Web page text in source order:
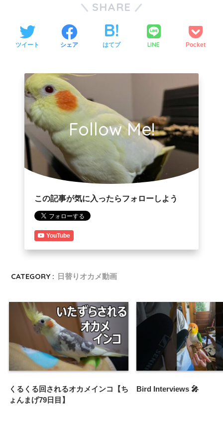
SHARE
ツイート シェア はてブ LINE Pocket
Follow Me!
この記事が気に入ったらフォローしよう
YouTube
CATEGORY : 日替りオカメ動画
くるくる回されるオカメインコ【ち
ょんまげ79日目】
Bird Interviews 🎤